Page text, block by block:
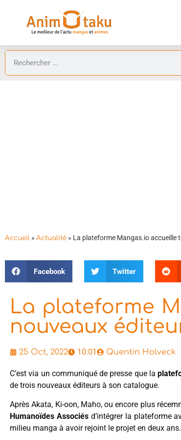
Accueil » Actualité » La plateforme Mangas.io accueille
Facebook Twitter
La plateforme
nouveaux
25 Oct, 2022 10:01 Quentin Holveck
C’est via un communiqué de presse que la
de trois nouveaux éditeurs à son catalogue.
Après Akata, Ki-oon, Maho, ou encore plus
Humanoïdes Associésd’intégrer la plateforme
milieu manga à avoir rejoint le projet en deux ans.